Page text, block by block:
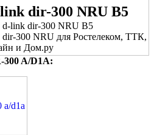
dir-300 NRU B5
dir-300 NRU для Ростелеком, ТТК,
и Дом.ру
300 A/D1A: